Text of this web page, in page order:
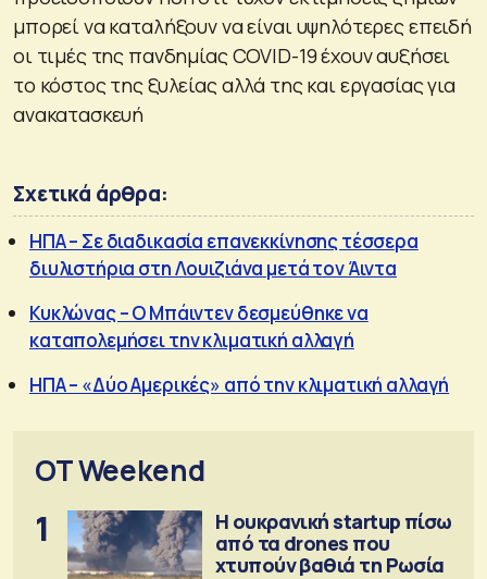
μπορεί να καταλήξουν να είναι υψηλότερες επειδή
οι τιμές της πανδημίας COVID-19 έχουν αυξήσει
το κόστος της ξυλείας αλλά της και εργασίας για
ανακατασκευή
Σχετικά άρθρα:
ΗΠΑ – Σε διαδικασία επανεκκίνησης τέσσερα
διυλιστήρια στη Λουιζιάνα μετά τον Άιντα
Κυκλώνας – Ο Μπάιντεν δεσμεύθηκε να
καταπολεμήσει την κλιματική αλλαγή
ΗΠΑ – «Δύο Αμερικές» από την κλιματική αλλαγή
OT Weekend
1
Η ουκρανική startup πίσω
από τα drones που
χτυπούν βαθιά τη Ρωσία